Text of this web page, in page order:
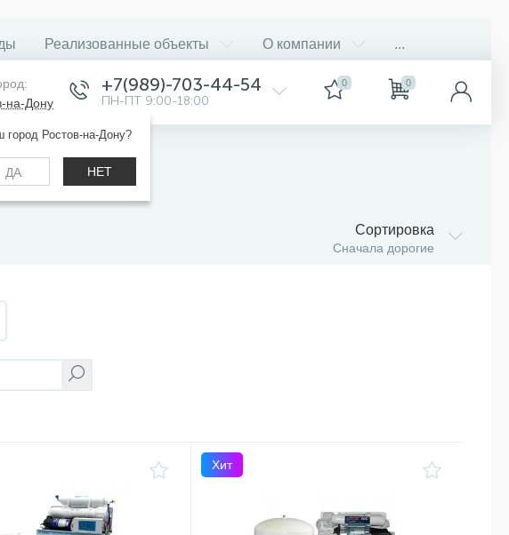
Реализованные объекты О компании ...
на-Дону
город Ростов-на-Дону?
ДА НЕТ
+7(989)-703-44-54
ПН-ПТ 9:00-18:00
0 0
Сортировка
Сначала дорогие
Хит